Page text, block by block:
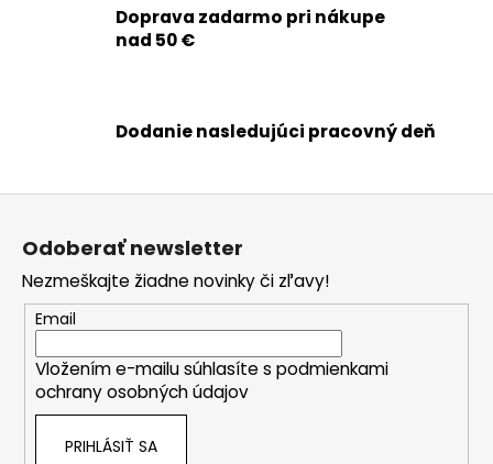
á
i
e
r
v
ý
p
i
s
Doprava zadarmo pri nákupe
nad 50 €
Dodanie nasledujúci pracovný deň
Z
Odoberať newsletter
Nezmeškajte žiadne novinky či zľavy!
Email
Vložením e-mailu súhlasíte s podmienkami
ochrany osobných údajov
PRIHLÁSIŤ SA